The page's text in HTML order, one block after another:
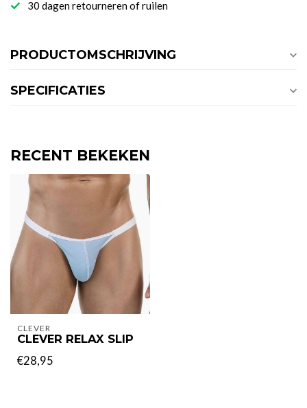
30 dagen retourneren of ruilen
PRODUCTOMSCHRIJVING
SPECIFICATIES
RECENT BEKEKEN
CLEVER
CLEVER RELAX SLIP
€28,95